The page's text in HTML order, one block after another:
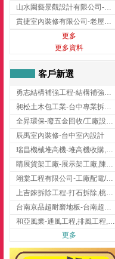
山水園藝景觀設計有限公司-景觀工程,景觀設計,新竹園藝工程,新竹景觀設計
貫捷室內裝修有限公司-老屋翻新工程,台中老屋翻新工程,台中舊屋翻新
更多
更多資料
客戶新選
勇志結構補強工程-結構補強工程 ,桃園結構補強工程,龍潭結構補強工程
昶松土木包工業-台中專業拆除工程/挖土機出租
全昇環保-廢五金回收/工廠設備收購/機械設備回收/高價收購廠房設備
辰禹室內裝修-台中室內設計
瑞昌機械堆高機-堆高機收購,新北市堆高機,桃園堆高機
睛展貨架工廠-展示架工廠,陳列架,台中展示架工廠
翊棠工程有限公司-工廠配電/高雄消防機電公司
上吉錸拆除工程-打石拆除,桃園打石拆除,桃園拆除工程
台南京品超耐磨地板-台南超耐磨地板
和亞風業-通風工程,排風工程,彰化通風工程,彰化排風工程
更多